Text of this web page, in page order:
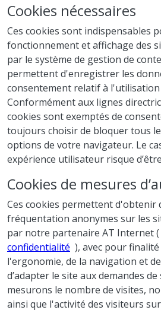
Cookies nécessaires
Ces cookies sont indispensables
fonctionnement et affichage des
par le système de gestion de
permettent d'enregistrer les
consentement relatif à l'utilisation
Conformément aux lignes
cookies sont exemptés de
toujours choisir de bloquer tous
options de votre navigateur. Le
expérience utilisateur risque
Cookies de mesures
Ces cookies permettent d'obtenir
fréquentation anonymes sur les
par notre partenaire AT Internet (
confidentialité ), avec pour
l'ergonomie, de la navigation et
d’adapter le site aux demandes
mesurons le nombre de visites,
ainsi que l'activité des visiteurs